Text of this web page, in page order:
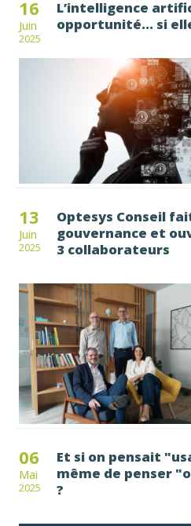
16
Juin
2025
L’intelligence
opportunité... si
13
Juin
2025
Optesys Conseil
gouvernance et
3 collaborateurs
06
Mai
2025
Et si on pensait
même de penser
?